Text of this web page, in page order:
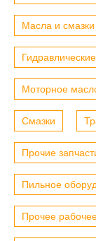
Масла и смазки
Моторное
Смазки
Прочие
Пильное
Прочее